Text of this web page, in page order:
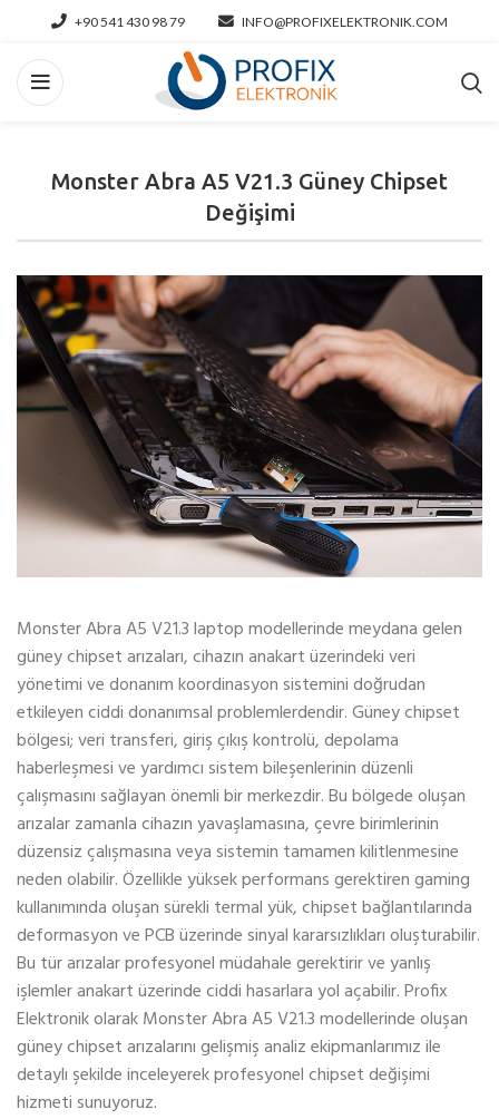
+90 541 430 98 79 INFO@PROFIXELEKTRONIK.COM
Monster Abra A5 V21.3 Güney Chipset
Değişimi
Monster Abra A5 V21.3 laptop modellerinde meydana gelen
güney chipset arızaları, cihazın anakart üzerindeki veri
yönetimi ve donanım koordinasyon sistemini doğrudan
etkileyen ciddi donanımsal problemlerdendir. Güney chipset
bölgesi; veri transferi, giriş çıkış kontrolü, depolama
haberleşmesi ve yardımcı sistem bileşenlerinin düzenli
çalışmasını sağlayan önemli bir merkezdir. Bu bölgede oluşan
arızalar zamanla cihazın yavaşlamasına, çevre birimlerinin
düzensiz çalışmasına veya sistemin tamamen kilitlenmesine
neden olabilir. Özellikle yüksek performans gerektiren gaming
kullanımında oluşan sürekli termal yük, chipset bağlantılarında
deformasyon ve PCB üzerinde sinyal kararsızlıkları oluşturabilir.
Bu tür arızalar profesyonel müdahale gerektirir ve yanlış
işlemler anakart üzerinde ciddi hasarlara yol açabilir. Profix
Elektronik olarak Monster Abra A5 V21.3 modellerinde oluşan
güney chipset arızalarını gelişmiş analiz ekipmanlarımız ile
detaylı şekilde inceleyerek profesyonel chipset değişimi
hizmeti sunuyoruz.